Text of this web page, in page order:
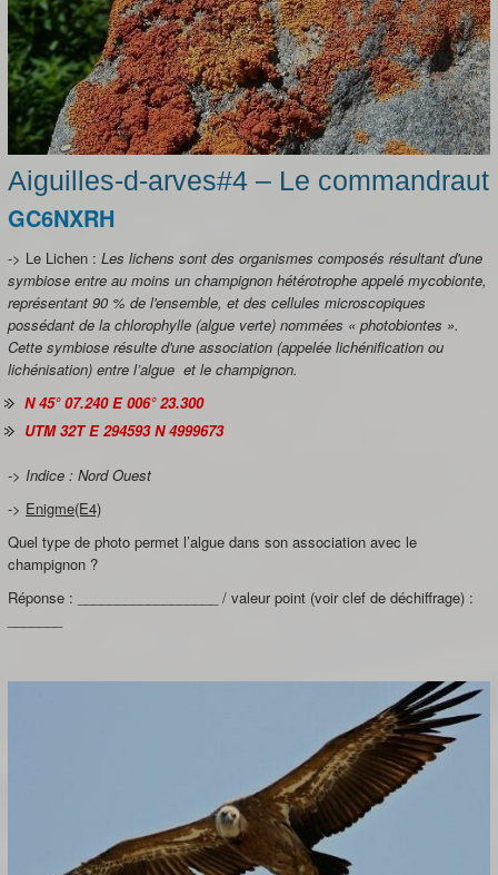
Aiguilles-d-arves#4 – Le commandraut
GC6NXRH
-> Le Lichen : Les lichens sont des organismes composés résultant d'une
symbiose entre au moins un champignon hétérotrophe appelé mycobionte,
représentant 90 % de l'ensemble, et des cellules microscopiques
possédant de la chlorophylle (algue verte) nommées « photobiontes ».
Cette symbiose résulte d'une association (appelée lichénification ou
lichénisation) entre l’algue et le champignon.
N 45° 07.240 E 006° 23.300
UTM 32T E 294593 N 4999673
-> Indice : Nord Ouest
-> Enigme(E4)
Quel type de photo permet l’algue dans son association avec le
champignon ?
Réponse : __________________ / valeur point (voir clef de déchiffrage) :